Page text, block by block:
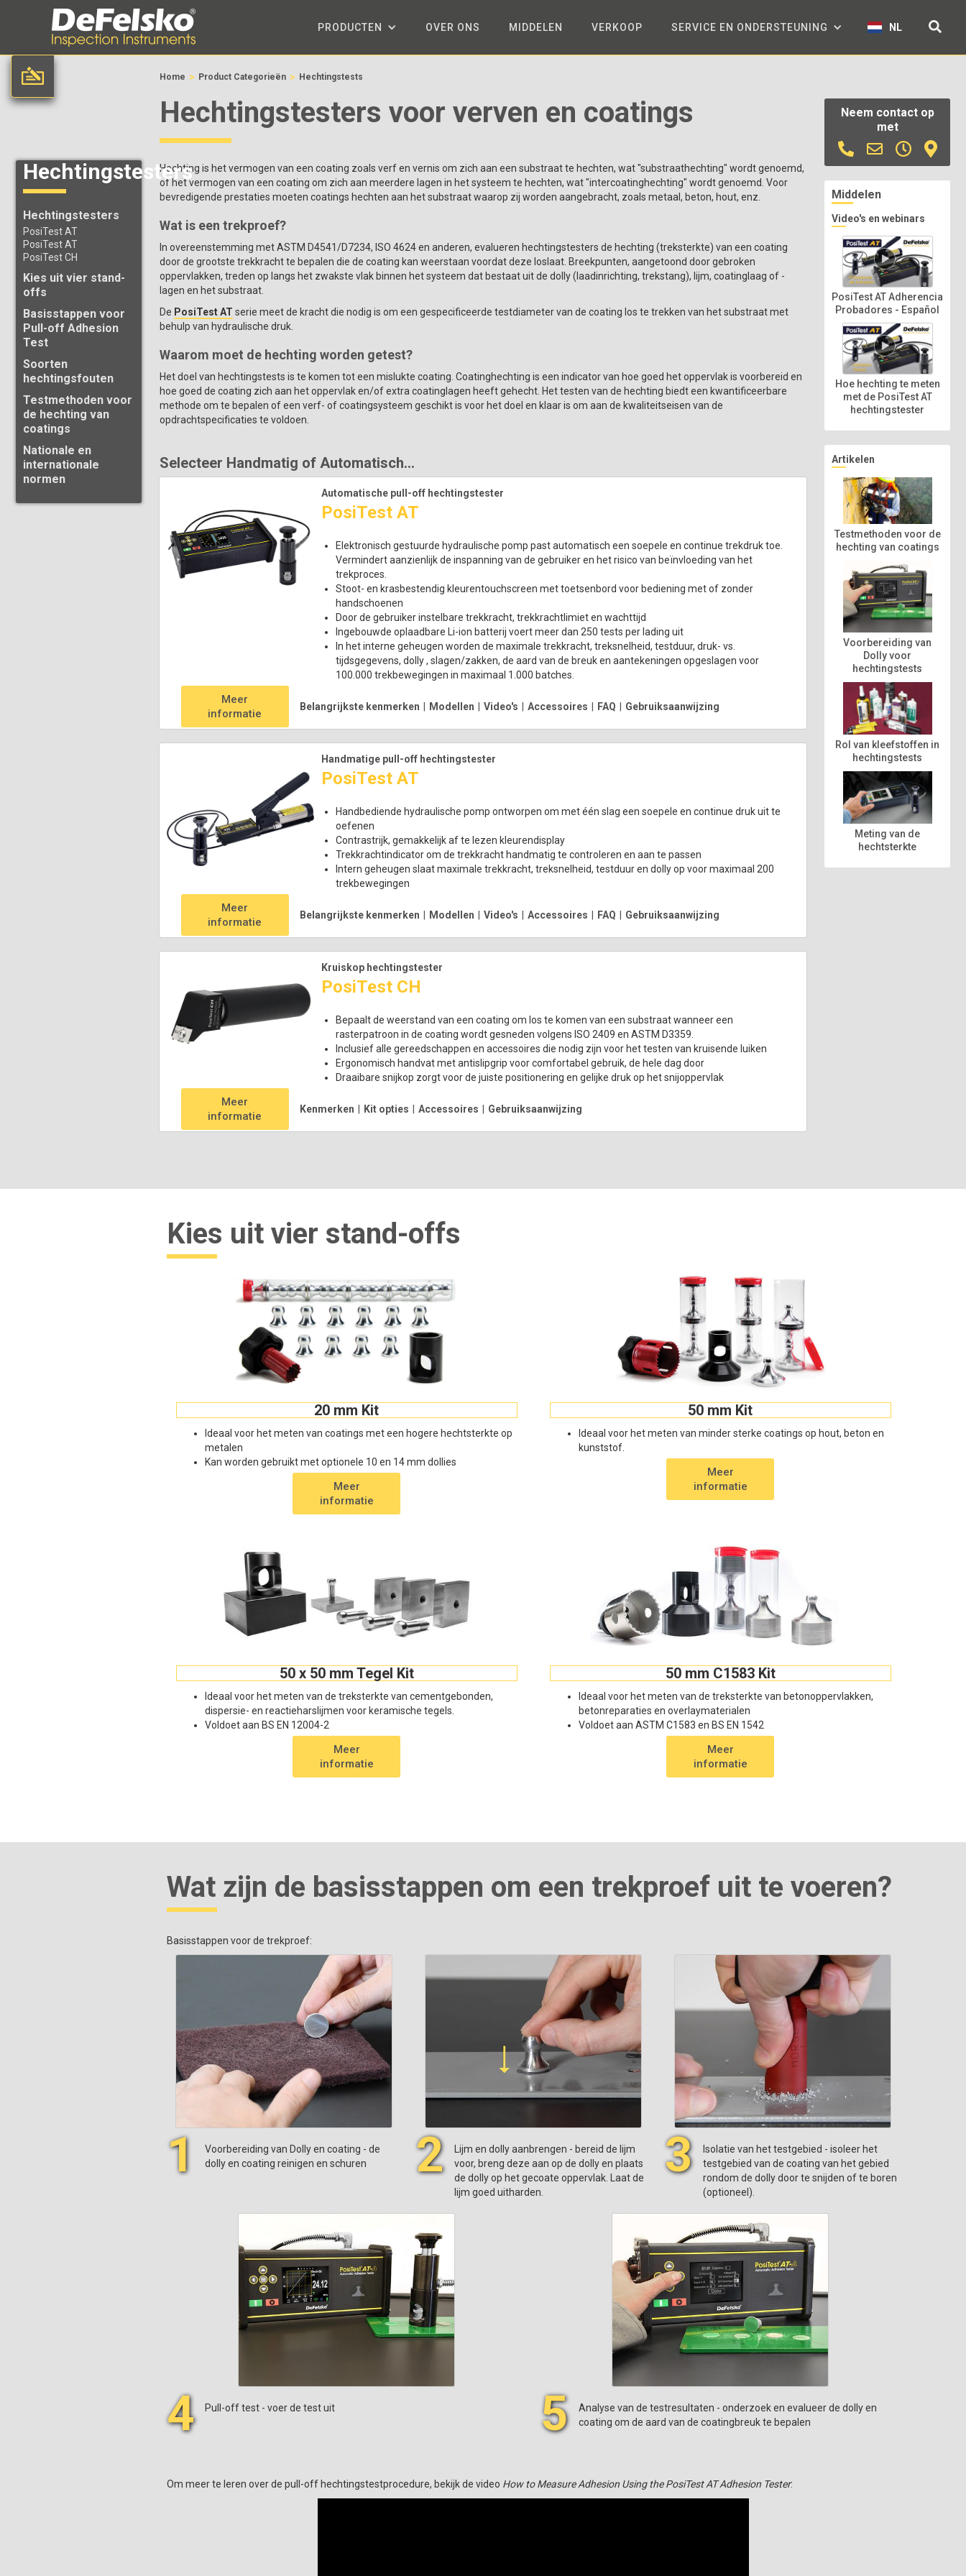
PRODUCTEN OVER ONS MIDDELEN VERKOOP SERVICE EN ONDERSTEUNING NL
Neem contact op
met
Middelen
Video's en webinars
PosiTest AT Adherencia
Probadores - Español
Hoe hechting te meten
met de PosiTest AT
hechtingstester
Artikelen
Testmethoden voor de
hechting van coatings
Voorbereiding van
Dolly voor
hechtingstests
Rol van kleefstoffen in
hechtingstests
Meting van de
hechtsterkte
Hechtingstesters
Hechtingstesters
PosiTest AT
PosiTest AT
PosiTest CH
Kies uit vier stand-
offs
Basisstappen voor
Pull-off Adhesion
Test
Soorten
hechtingsfouten
Testmethoden voor
de hechting van
coatings
Nationale en
internationale
normen
Home > Product Categorieën > Hechtingstests
Hechtingstesters voor verven en coatings
Hechting is het vermogen van een coating zoals verf en vernis om zich aan een substraat te hechten, wat "substraathechting" wordt genoemd,
of het vermogen van een coating om zich aan meerdere lagen in het systeem te hechten, wat "intercoatinghechting" wordt genoemd. Voor
bevredigende prestaties moeten coatings hechten aan het substraat waarop zij worden aangebracht, zoals metaal, beton, hout, enz.
Wat is een trekproef?
In overeenstemming met ASTM D4541/D7234, ISO 4624 en anderen, evalueren hechtingstesters de hechting (treksterkte) van een coating
door de grootste trekkracht te bepalen die de coating kan weerstaan voordat deze loslaat. Breekpunten, aangetoond door gebroken
oppervlakken, treden op langs het zwakste vlak binnen het systeem dat bestaat uit de dolly (laadinrichting, trekstang), lijm, coatinglaag of -
lagen en het substraat.
De PosiTest AT serie meet de kracht die nodig is om een gespecificeerde testdiameter van de coating los te trekken van het substraat met
behulp van hydraulische druk.
Waarom moet de hechting worden getest?
Het doel van hechtingstests is te komen tot een mislukte coating. Coatinghechting is een indicator van hoe goed het oppervlak is voorbereid en
hoe goed de coating zich aan het oppervlak en/of extra coatinglagen heeft gehecht. Het testen van de hechting biedt een kwantificeerbare
methode om te bepalen of een verf- of coatingsysteem geschikt is voor het doel en klaar is om aan de kwaliteitseisen van de
opdrachtspecificaties te voldoen.
Selecteer Handmatig of Automatisch...
Automatische pull-off hechtingstester
PosiTest AT
Elektronisch gestuurde hydraulische pomp past automatisch een soepele en continue trekdruk toe.
Vermindert aanzienlijk de inspanning van de gebruiker en het risico van beïnvloeding van het
trekproces.
Stoot- en krasbestendig kleurentouchscreen met toetsenbord voor bediening met of zonder
handschoenen
Door de gebruiker instelbare trekkracht, trekkrachtlimiet en wachttijd
Ingebouwde oplaadbare Li-ion batterij voert meer dan 250 tests per lading uit
In het interne geheugen worden de maximale trekkracht, treksnelheid, testduur, druk- vs.
tijdsgegevens, dolly , slagen/zakken, de aard van de breuk en aantekeningen opgeslagen voor
100.000 trekbewegingen in maximaal 1.000 batches.
Meer
informatie
Belangrijkste kenmerken Modellen Video's Accessoires FAQ Gebruiksaanwijzing
Handmatige pull-off hechtingstester
PosiTest AT
Handbediende hydraulische pomp ontworpen om met één slag een soepele en continue druk uit te
oefenen
Contrastrijk, gemakkelijk af te lezen kleurendisplay
Trekkrachtindicator om de trekkracht handmatig te controleren en aan te passen
Intern geheugen slaat maximale trekkracht, treksnelheid, testduur en dolly op voor maximaal 200
trekbewegingen
Meer
informatie
Belangrijkste kenmerken Modellen Video's Accessoires FAQ Gebruiksaanwijzing
Kruiskop hechtingstester
PosiTest CH
Bepaalt de weerstand van een coating om los te komen van een substraat wanneer een
rasterpatroon in de coating wordt gesneden volgens ISO 2409 en ASTM D3359.
Inclusief alle gereedschappen en accessoires die nodig zijn voor het testen van kruisende luiken
Ergonomisch handvat met antislipgrip voor comfortabel gebruik, de hele dag door
Draaibare snijkop zorgt voor de juiste positionering en gelijke druk op het snijoppervlak
Meer
informatie
Kenmerken Kit opties Accessoires Gebruiksaanwijzing
Kies uit vier stand-offs
20 mm Kit
Ideaal voor het meten van coatings met een hogere hechtsterkte op
metalen
Kan worden gebruikt met optionele 10 en 14 mm dollies
Meer
informatie
50 mm Kit
Ideaal voor het meten van minder sterke coatings op hout, beton en
kunststof.
Meer
informatie
50 x 50 mm Tegel Kit
Ideaal voor het meten van de treksterkte van cementgebonden,
dispersie- en reactieharslijmen voor keramische tegels.
Voldoet aan BS EN 12004-2
Meer
informatie
50 mm C1583 Kit
Ideaal voor het meten van de treksterkte van betonoppervlakken,
betonreparaties en overlaymaterialen
Voldoet aan ASTM C1583 en BS EN 1542
Meer
informatie
Wat zijn de basisstappen om een trekproef uit te voeren?
Basisstappen voor de trekproef:
1
Voorbereiding van Dolly en coating - de
dolly en coating reinigen en schuren
2
Lijm en dolly aanbrengen - bereid de lijm
voor, breng deze aan op de dolly en plaats
de dolly op het gecoate oppervlak. Laat de
lijm goed uitharden.
3
Isolatie van het testgebied - isoleer het
testgebied van de coating van het gebied
rondom de dolly door te snijden of te boren
(optioneel).
4 Pull-off test - voer de test uit 5
Analyse van de testresultaten - onderzoek en evalueer de dolly en
coating om de aard van de coatingbreuk te bepalen
Om meer te leren over de pull-off hechtingstestprocedure, bekijk de video How to Measure Adhesion Using the PosiTest AT Adhesion Tester: